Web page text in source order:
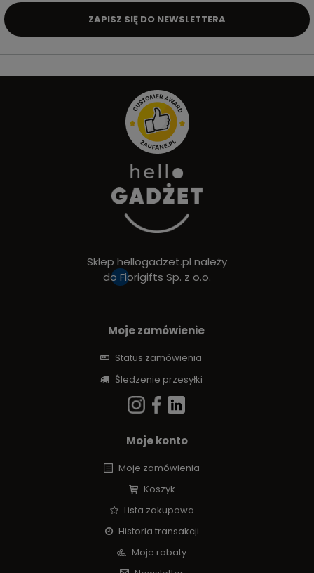
ZAPISZ SIĘ DO NEWSLETTERA
Sklep hellogadzet.pl należy
do Fiorigifts Sp. z o.o.
Moje zamówienie
Status zamówienia
Śledzenie przesyłki
Moje konto
Moje zamówienia
Koszyk
Lista zakupowa
Historia transakcji
Moje rabaty